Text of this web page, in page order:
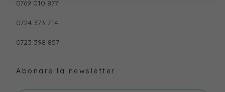
0769 010 877
0724 373 714
0723 398 857
Abonare la newsletter